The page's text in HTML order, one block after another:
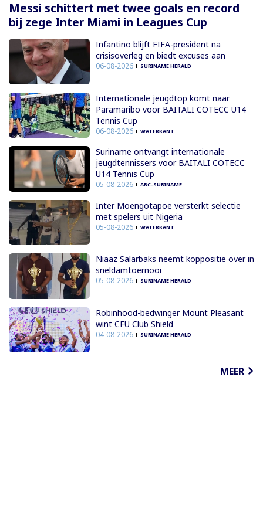
Messi schittert met twee goals en record
bij zege Inter Miami in Leagues Cup
Infantino blijft FIFA-president na
crisisoverleg en biedt excuses aan
06-08-2026 SURINAME HERALD
Internationale jeugdtop komt naar
Paramaribo voor BAITALI COTECC U14
Tennis Cup
06-08-2026 WATERKANT
Suriname ontvangt internationale
jeugdtennissers voor BAITALI COTECC
U14 Tennis Cup
05-08-2026 ABC-SURINAME
Inter Moengotapoe versterkt selectie
met spelers uit Nigeria
05-08-2026 WATERKANT
Niaaz Salarbaks neemt koppositie over in
sneldamtoernooi
05-08-2026 SURINAME HERALD
Robinhood-bedwinger Mount Pleasant
wint CFU Club Shield
04-08-2026 SURINAME HERALD
MEER